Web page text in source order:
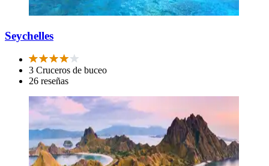
Seychelles
3 Cruceros de buceo
26 reseñas